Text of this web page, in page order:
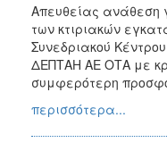
Απευθείας ανάθεση
των κτιριακών
Συνεδριακού
ΔΕΠΤΑΗ ΑΕ ΟΤΑ με
συμφερότερη
περισσότερα...